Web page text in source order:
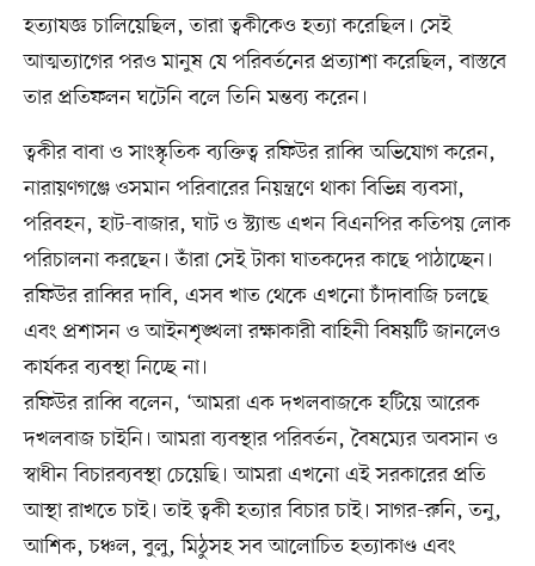
হত্যাযজ্ঞ চালিয়েছিল, তারা ত্বকীকেও হত্যা করেছিল। সেই
আত্মত্যাগের পরও মানুষ যে পরিবর্তনের প্রত্যাশা করেছিল, বাস্তবে
তার প্রতিফলন ঘটেনি বলে তিনি মন্তব্য করেন।
ত্বকীর বাবা ও সাংস্কৃতিক ব্যক্তিত্ব রফিউর রাব্বি অভিযোগ করেন,
নারায়ণগঞ্জে ওসমান পরিবারের নিয়ন্ত্রণে থাকা বিভিন্ন ব্যবসা,
পরিবহন, হাট-বাজার, ঘাট ও স্ট্যান্ড এখন বিএনপির কতিপয় লোক
পরিচালনা করছেন। তাঁরা সেই টাকা ঘাতকদের কাছে পাঠাচ্ছেন।
রফিউর রাব্বির দাবি, এসব খাত থেকে এখনো চাঁদাবাজি চলছে
এবং প্রশাসন ও আইনশৃঙ্খলা রক্ষাকারী বাহিনী বিষয়টি জানলেও
কার্যকর ব্যবস্থা নিচ্ছে না।
রফিউর রাব্বি বলেন, ‘আমরা এক দখলবাজকে হটিয়ে আরেক
দখলবাজ চাইনি। আমরা ব্যবস্থার পরিবর্তন, বৈষম্যের অবসান ও
স্বাধীন বিচারব্যবস্থা চেয়েছি। আমরা এখনো এই সরকারের প্রতি
আস্থা রাখতে চাই। তাই ত্বকী হত্যার বিচার চাই। সাগর-রুনি, তনু,
আশিক, চঞ্চল, বুলু, মিঠুসহ সব আলোচিত হত্যাকাণ্ড এবং